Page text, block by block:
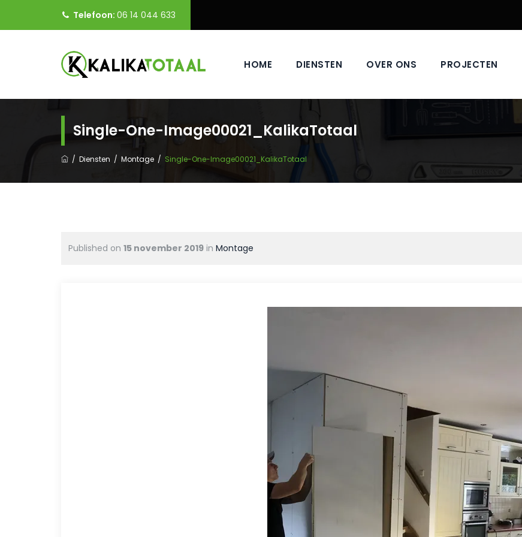
Telefoon: 06 14 044 633
HOME DIENSTEN OVER ONS PROJECTEN
Single-One-Image00021_KalikaTotaal
/ Diensten / Montage / Single-One-Image00021_KalikaTotaal
Published on 15 november 2019 in Montage